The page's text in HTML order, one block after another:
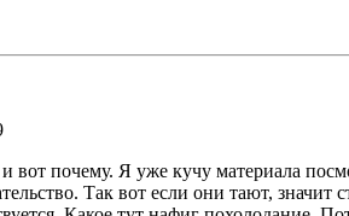
вот почему. Я уже кучу материала
Так вот если они тают,